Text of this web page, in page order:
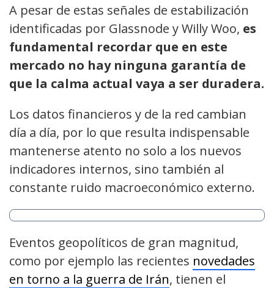
A pesar de estas señales de estabilización
identificadas por Glassnode y Willy Woo, es
fundamental recordar que en este
mercado no hay ninguna garantía de
que la calma actual vaya a ser duradera.
Los datos financieros y de la red cambian
día a día, por lo que resulta indispensable
mantenerse atento no solo a los nuevos
indicadores internos, sino también al
constante ruido macroeconómico externo.
Eventos geopolíticos de gran magnitud,
como por ejemplo las recientes novedades
en torno a la guerra de Irán, tienen el